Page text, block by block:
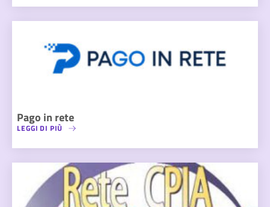
Pago in rete
LEGGI DI PIÙ